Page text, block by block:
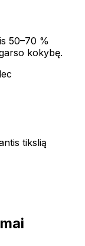
50–70 %
kokybę.
tikslią